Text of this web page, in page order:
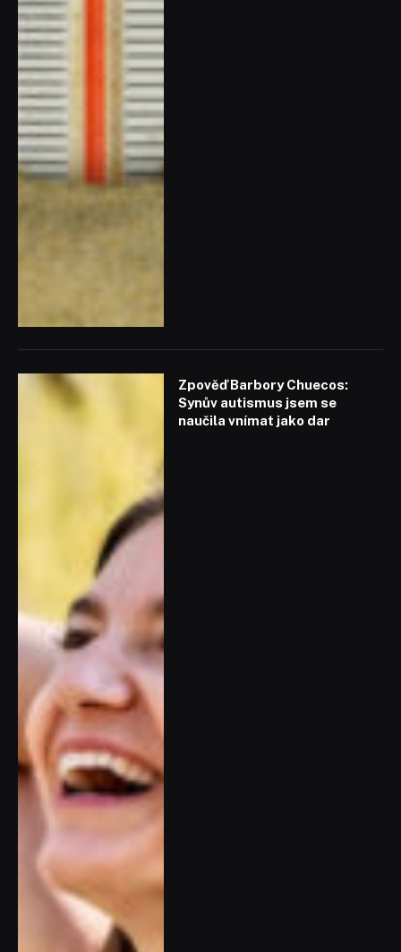
Zpověď Barbory Chuecos:
Synův autismus jsem se
naučila vnímat jako dar